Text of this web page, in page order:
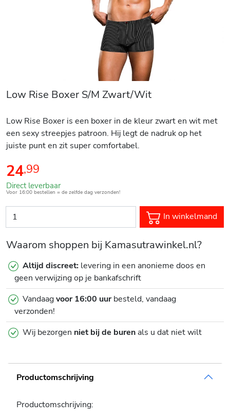
Low Rise Boxer S/M Zwart/Wit
Low Rise Boxer is een boxer in de kleur zwart en wit met
een sexy streepjes patroon. Hij legt de nadruk op het
juiste punt en zit super comfortabel.
24,99
Direct leverbaar
Voor 16:00 bestellen = de zelfde dag verzonden!
In winkelmand
Waarom shoppen bij Kamasutrawinkel.nl?
Altijd discreet: levering in een anonieme doos en
geen verwijzing op je bankafschrift
Vandaagvoor 16:00 uurbesteld, vandaag
verzonden!
Wij bezorgen niet bij de burenals u dat niet wilt
Productomschrijving
Productomschrijving: